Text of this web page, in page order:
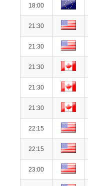
18:00
21:30
21:30
21:30
21:30
21:30
22:15
22:15
23:00